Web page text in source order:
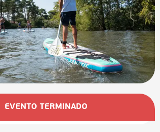
de contacto
EVENTO TERMINADO